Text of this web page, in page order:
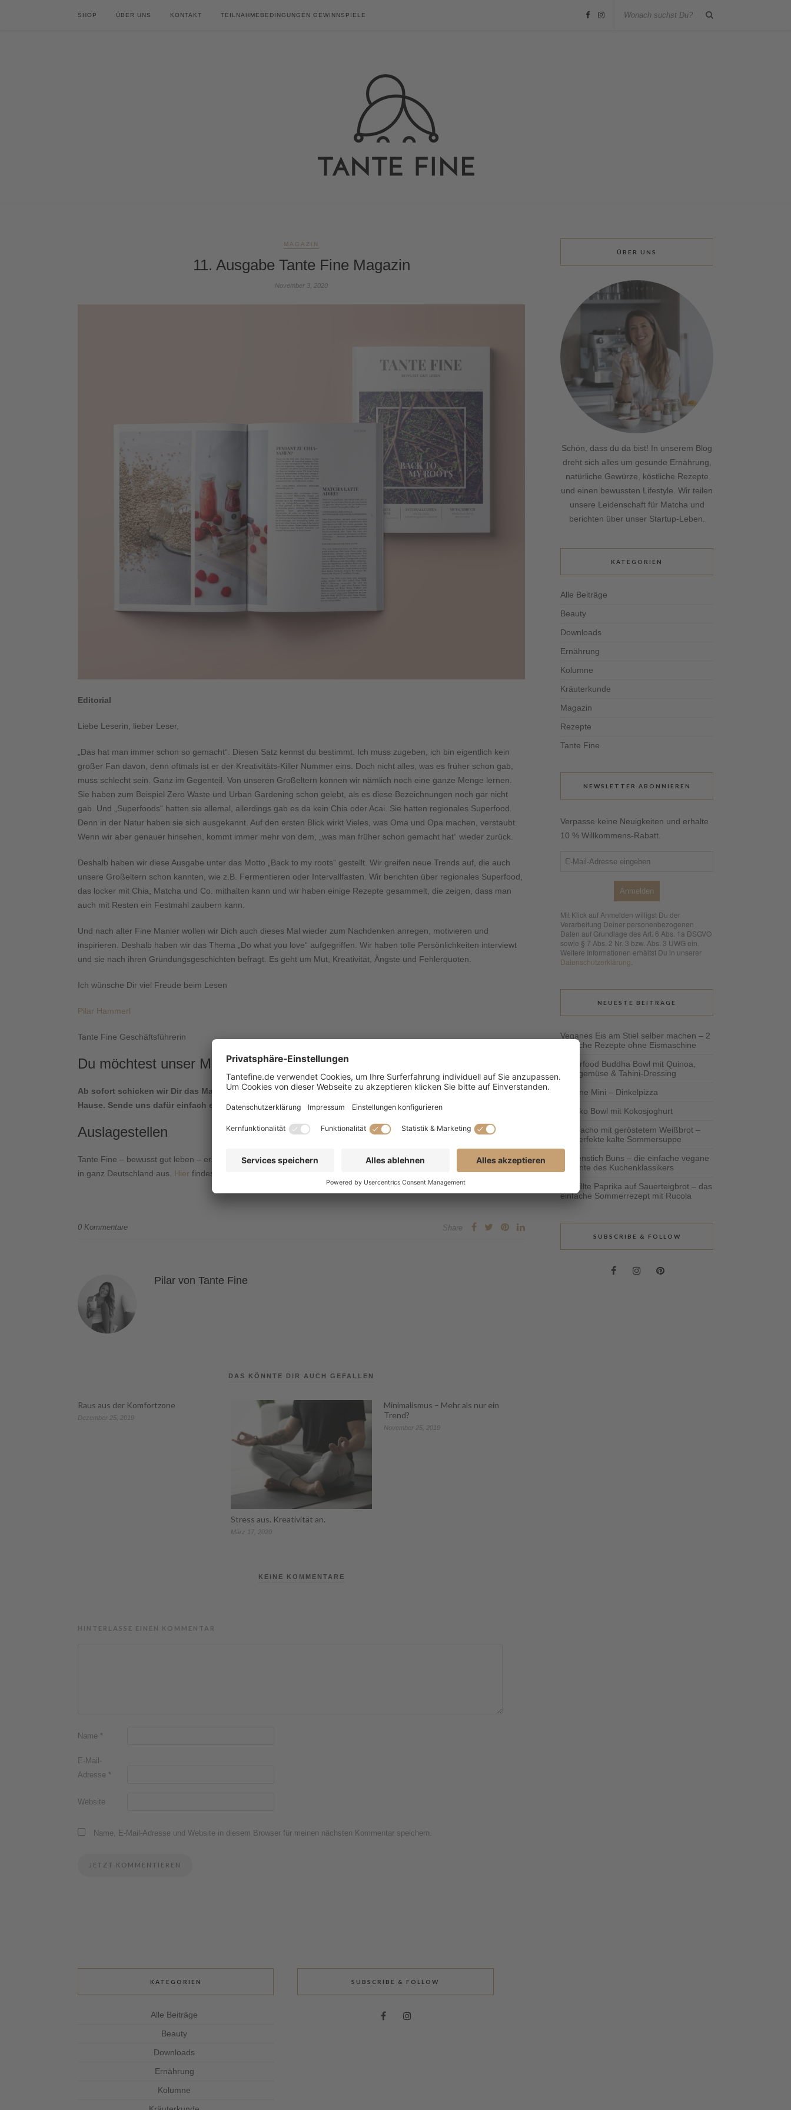
SHOP ÜBER UNS KONTAKT TEILNAHMEBEDINGUNGEN GEWINNSPIELE
MAGAZIN
11. Ausgabe Tante Fine Magazin
November 3, 2020
Editorial
Liebe Leserin, lieber Leser,
„Das hat man immer schon so gemacht“. Diesen Satz kennst du bestimmt. Ich muss zugeben, ich bin eigentlich kein
großer Fan davon, denn oftmals ist er der Kreativitäts-Killer Nummer eins. Doch nicht alles, was es früher schon gab,
muss schlecht sein. Ganz im Gegenteil. Von unseren Großeltern können wir nämlich noch eine ganze Menge lernen.
Sie haben zum Beispiel Zero Waste und Urban Gardening schon gelebt, als es diese Bezeichnungen noch gar nicht
gab. Und „Superfoods“ hatten sie allemal, allerdings gab es da kein Chia oder Acai. Sie hatten regionales Superfood.
Denn in der Natur haben sie sich ausgekannt. Auf den ersten Blick wirkt Vieles, was Oma und Opa machen, verstaubt.
Wenn wir aber genauer hinsehen, kommt immer mehr von dem, „was man früher schon gemacht hat“ wieder zurück.
Deshalb haben wir diese Ausgabe unter das Motto „Back to my roots“ gestellt. Wir greifen neue Trends auf, die auch
unsere Großeltern schon kannten, wie z.B. Fermentieren oder Intervallfasten. Wir berichten über regionales Superfood,
das locker mit Chia, Matcha und Co. mithalten kann und wir haben einige Rezepte gesammelt, die zeigen, dass man
auch mit Resten ein Festmahl zaubern kann.
Und nach alter Fine Manier wollen wir Dich auch dieses Mal wieder zum Nachdenken anregen, motivieren und
inspirieren. Deshalb haben wir das Thema „Do what you love“ aufgegriffen. Wir haben tolle Persönlichkeiten interviewt
und sie nach ihren Gründungsgeschichten befragt. Es geht um Mut, Kreativität, Ängste und Fehlerquoten.
Ich wünsche Dir viel Freude beim Lesen
Pilar Hammerl
Tante Fine Geschäftsführerin
Du möchtest unser Magazin abonnieren?
Ab sofort schicken wir Dir das Magazin für den Versandkostenbetrag von 10€ für vier Ausgaben auch nach
Hause. Sende uns dafür einfach eine E-Mail an:b.balling@tantefine.de
Auslagestellen
Tante Fine – bewusst gut leben – erscheint in einer Auflage von 8.500 Exemplaren und liegt an über 200 Auslagestellen
in ganz Deutschland aus. Hier findest Du die Adressen.
0 Kommentare Share
Pilar von Tante Fine
DAS KÖNNTE DIR AUCH GEFALLEN
Raus aus der Komfortzone
Dezember 25, 2019
Stress aus. Kreativität an.
März 17, 2020
Minimalismus – Mehr als nur ein
Trend?
November 25, 2019
KEINE KOMMENTARE
HINTERLASSE EINEN KOMMENTAR
Name *
E-Mail-
Adresse *
Website
Name, E-Mail-Adresse und Website in diesem Browser für meinen nächsten Kommentar speichern.
ÜBER UNS
Schön, dass du da bist! In unserem Blog
dreht sich alles um gesunde Ernährung,
natürliche Gewürze, köstliche Rezepte
und einen bewussten Lifestyle. Wir teilen
unsere Leidenschaft für Matcha und
berichten über unser Startup-Leben.
KATEGORIEN
Alle Beiträge
Beauty
Downloads
Ernährung
Kolumne
Kräuterkunde
Magazin
Rezepte
Tante Fine
NEWSLETTER ABONNIEREN
Verpasse keine Neuigkeiten und erhalte
10 % Willkommens-Rabatt.
Anmelden
Mit Klick auf Anmelden willigst Du der
Verarbeitung Deiner personenbezogenen
Daten auf Grundlage des Art. 6 Abs. 1a DSGVO
sowie § 7 Abs. 2 Nr. 3 bzw. Abs. 3 UWG ein.
Weitere Informationen erhältst Du in unserer
Datenschutzerklärung
NEUESTE BEITRÄGE
Veganes Eis am Stiel selber machen – 2
einfache Rezepte ohne Eismaschine
Superfood Buddha Bowl mit Quinoa,
Ofengemüse & Tahini-Dressing
Vegane Mini – Dinkelpizza
Schoko Bowl mit Kokosjoghurt
Gazpacho mit geröstetem Weißbrot –
die perfekte kalte Sommersuppe
Bienenstich Buns – die einfache vegane
Variante des Kuchenklassikers
Gegrillte Paprika auf Sauerteigbrot – das
einfache Sommerrezept mit Rucola
SUBSCRIBE & FOLLOW
KATEGORIEN
Alle Beiträge
Beauty
Downloads
Ernährung
Kolumne
SUBSCRIBE & FOLLOW